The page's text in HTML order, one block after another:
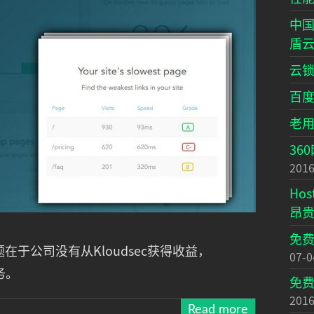
于公司没有从Kloudsec获得收益，
Read more
中
盾
云
百
老
360
昂
免
07-
免